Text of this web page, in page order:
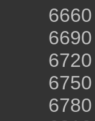
6660
6690
6720
6750
6780